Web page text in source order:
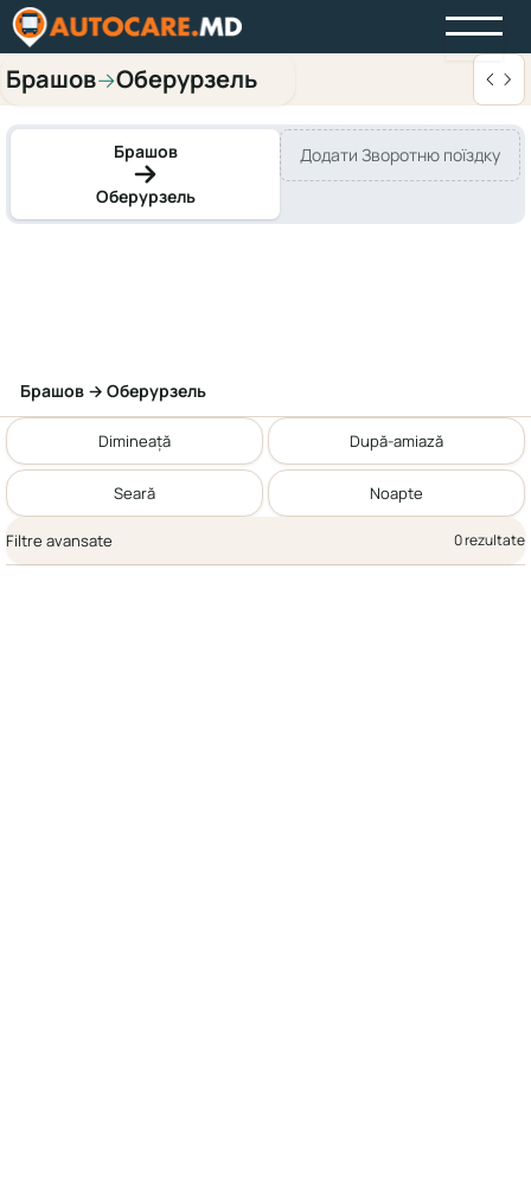
Брашов→Оберурзель
Брашов
Оберурзель
Додати Зворотню поїздку
Брашов → Оберурзель
Dimineață După-amiază
Seară Noapte
Filtre avansate 0 rezultate